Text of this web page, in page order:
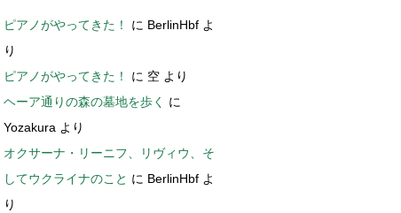
ピアノがやってきた！ に BerlinHbf よ
り
ピアノがやってきた！
に 空 より
ヘーア通りの森の墓地を歩く
に
Yozakura より
オクサーナ・リーニフ、リヴィウ、そ
してウクライナのこと に BerlinHbf よ
り